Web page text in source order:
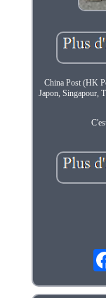
China Post (HK
Japon, Singapour,